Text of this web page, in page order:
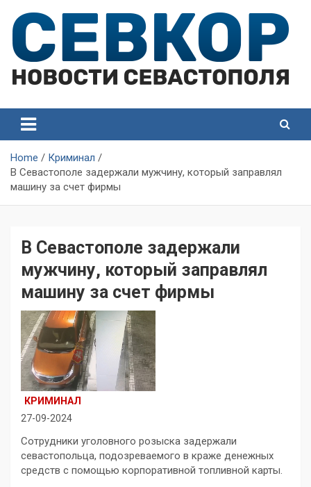
content
Севастополя
Севастополя
Home
Криминал
В Севастополе задержали мужчину, который заправлял
машину за счет фирмы
В Севастополе задержали
мужчину, который заправлял
машину за счет фирмы
КРИМИНАЛ
27-09-2024
Сотрудники уголовного розыска задержали
севастопольца, подозреваемого в краже денежных
средств с помощью корпоративной топливной карты.